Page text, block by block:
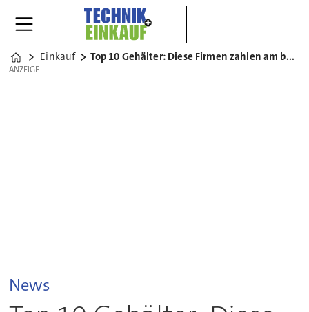
Home
Einkauf Top 10 Gehälter: Diese Firmen zahlen am besten
ANZEIGE
ANZEIGE
News